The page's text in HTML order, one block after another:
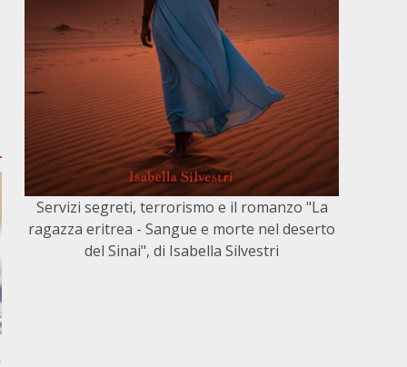
Servizi segreti, terrorismo e il romanzo "La
ragazza eritrea - Sangue e morte nel deserto
del Sinai", di Isabella Silvestri